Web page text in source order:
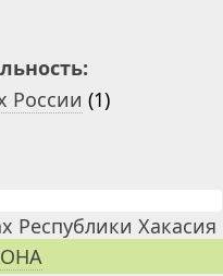
России (1)